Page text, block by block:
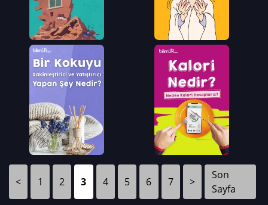
< 1 2 3 4 5 6 7 >
Son
Sayfa